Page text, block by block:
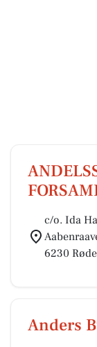
c/o. Ida
6230
Anders